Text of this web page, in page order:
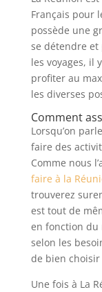
Français pour
possède une
se détendre et
les voyages, il
profiter au
les diverses
Comment
Lorsqu’on
faire des
Comme nous
faire à la
trouverez
est tout de
en fonction du
selon les
de bien
Une fois à La